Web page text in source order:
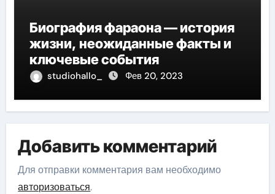
Биография фараона — история
жизни, неожиданные факты и
ключевые события
studiohallo_ Фев 20, 2023
Добавить комментарий
Для отправки комментария вам необходимо
авторизоваться.